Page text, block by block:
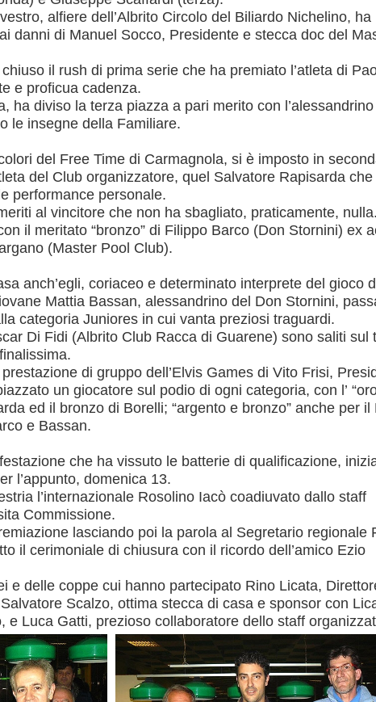
alfiere dell’Albrito Circolo del Biliardo Nichelino, ha
danni di Manuel Socco, Presidente e stecca doc del
il rush di prima serie che ha premiato l’atleta di
e proficua cadenza.
ha diviso la terza piazza a pari merito con l’alessandrino
le insegne della Familiare.
del Free Time di Carmagnola, si è imposto in
del Club organizzatore, quel Salvatore Rapisarda che
performance personale.
al vincitore che non ha sbagliato, praticamente, nulla.
il meritato “bronzo” di Filippo Barco (Don Stornini) ex
(Master Pool Club).
anch’egli, coriaceo e determinato interprete del gioco
Mattia Bassan, alessandrino del Don Stornini,
categoria Juniores in cui vanta preziosi traguardi.
Di Fidi (Albrito Club Racca di Guarene) sono saliti sul
di gruppo dell’Elvis Games di Vito Frisi,
un giocatore sul podio di ogni categoria, con l’
ed il bronzo di Borelli; “argento e bronzo” anche per il
e Bassan.
che ha vissuto le batterie di qualificazione,
l’appunto, domenica 13.
l’internazionale Rosolino Iacò coadiuvato dallo staff
Commissione.
lasciando poi la parola al Segretario regionale
il cerimoniale di chiusura con il ricordo dell’amico Ezio
e delle coppe cui hanno partecipato Rino Licata,
Scalzo, ottima stecca di casa e sponsor con
e Luca Gatti, prezioso collaboratore dello staff